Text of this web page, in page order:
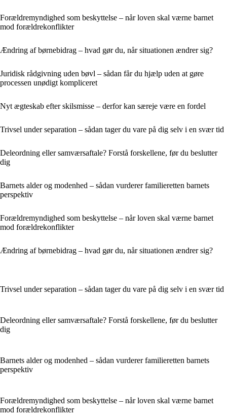
Forældremyndighed som beskyttelse – når loven skal værne barnet
mod forældrekonflikter
Ændring af børnebidrag – hvad gør du, når situationen ændrer sig?
Juridisk rådgivning uden bøvl – sådan får du hjælp uden at gøre
processen unødigt kompliceret
Nyt ægteskab efter skilsmisse – derfor kan særeje være en fordel
Trivsel under separation – sådan tager du vare på dig selv i en svær tid
Deleordning eller samværsaftale? Forstå forskellene, før du beslutter
dig
Barnets alder og modenhed – sådan vurderer familieretten barnets
perspektiv
Forældremyndighed som beskyttelse – når loven skal værne barnet
mod forældrekonflikter
Ændring af børnebidrag – hvad gør du, når situationen ændrer sig?
Trivsel under separation – sådan tager du vare på dig selv i en svær tid
Deleordning eller samværsaftale? Forstå forskellene, før du beslutter
dig
Barnets alder og modenhed – sådan vurderer familieretten barnets
perspektiv
Forældremyndighed som beskyttelse – når loven skal værne barnet
mod forældrekonflikter